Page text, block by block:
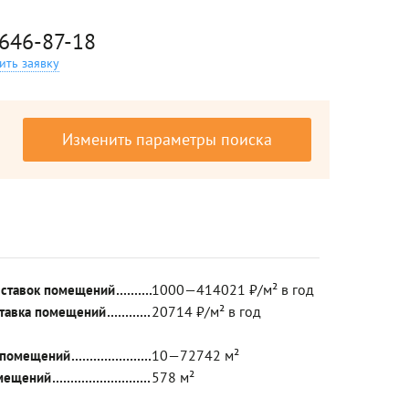
87-18
заявку
Изменить параметры поиска
помещений 1000—414021 ₽/м² в год
помещений 20714 ₽/м² в год
10—72742 м²
578 м²